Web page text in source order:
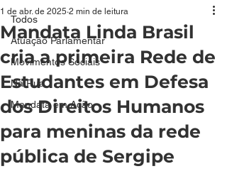
Todos
Atuação Parlamentar
Movimentos Sociais
Na Rua
Mandata em Ação
Mandata Linda Brasil
cria a primeira Rede de
Estudantes em Defesa
dos Direitos Humanos
para meninas da rede
pública de Sergipe
1 de abr. de 2025 2 min de leitura